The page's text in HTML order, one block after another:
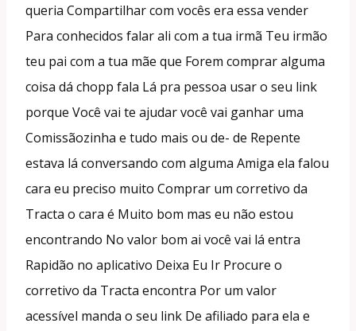
queria Compartilhar com vocês era essa vender
Para conhecidos falar ali com a tua irmã Teu irmão
teu pai com a tua mãe que Forem comprar alguma
coisa dá chopp fala Lá pra pessoa usar o seu link
porque Você vai te ajudar você vai ganhar uma
Comissãozinha e tudo mais ou de- de Repente
estava lá conversando com alguma Amiga ela falou
cara eu preciso muito Comprar um corretivo da
Tracta o cara é Muito bom mas eu não estou
encontrando No valor bom ai você vai lá entra
Rapidão no aplicativo Deixa Eu Ir Procure o
corretivo da Tracta encontra Por um valor
acessível manda o seu link De afiliado para ela e